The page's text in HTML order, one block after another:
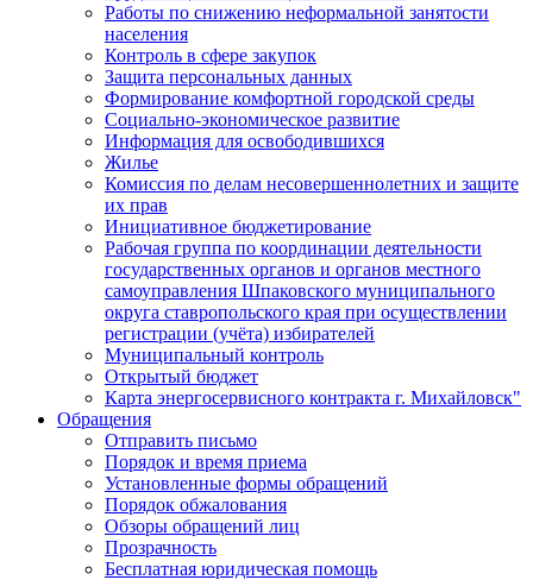
Работы по снижению неформальной занятости
населения
Контроль в сфере закупок
Защита персональных данных
Формирование комфортной городской среды
Социально-экономическое развитие
Информация для освободившихся
Жилье
Комиссия по делам несовершеннолетних и защите
их прав
Инициативное бюджетирование
Рабочая группа по координации деятельности
государственных органов и органов местного
самоуправления Шпаковского муниципального
округа ставропольского края при осуществлении
регистрации (учёта) избирателей
Муниципальный контроль
Открытый бюджет
Карта энергосервисного контракта г. Михайловск"
Обращения
Отправить письмо
Порядок и время приема
Установленные формы обращений
Порядок обжалования
Обзоры обращений лиц
Прозрачность
Бесплатная юридическая помощь